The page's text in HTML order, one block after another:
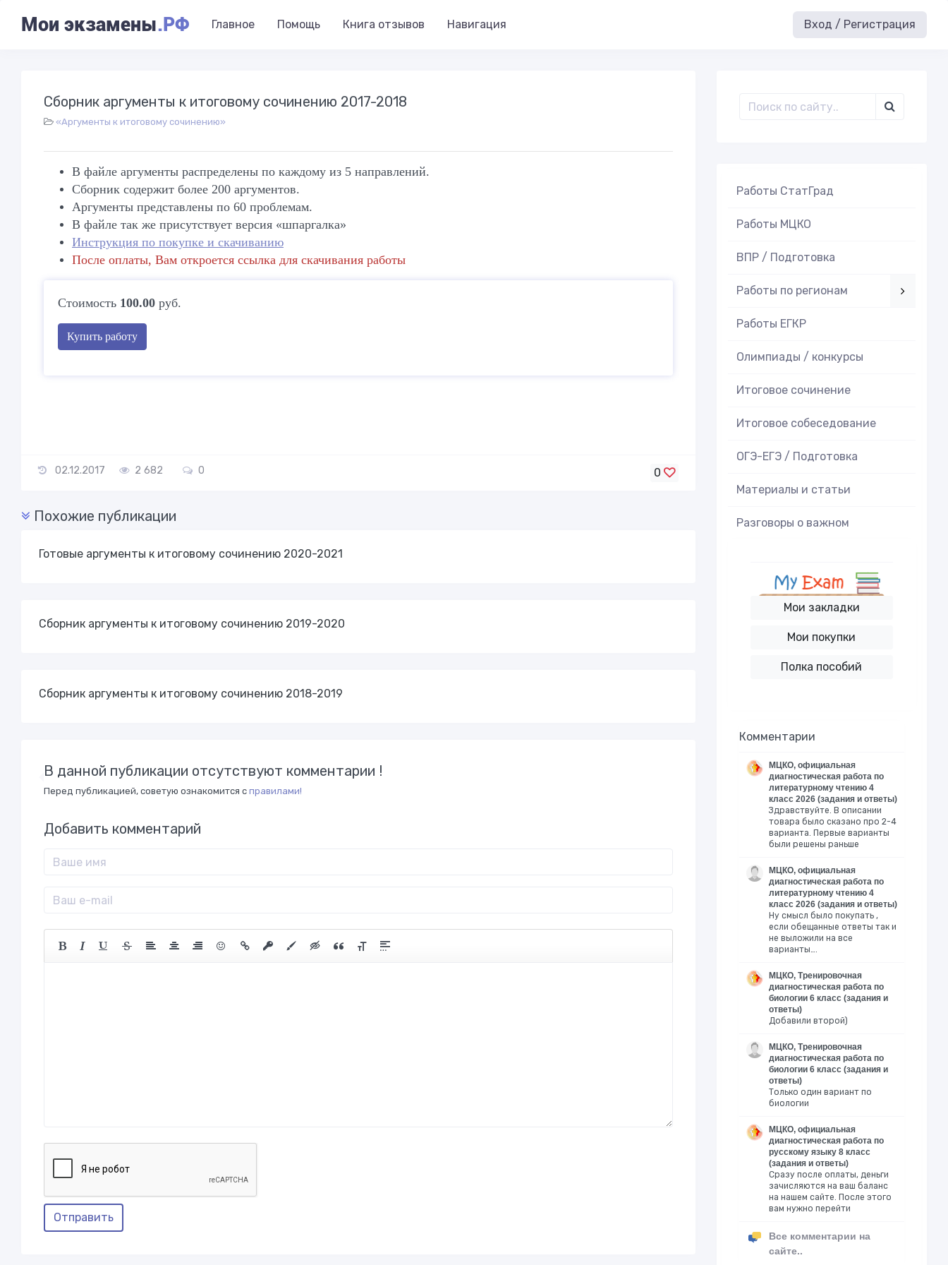
Мои экзамены.РФ Главное Помощь Книга отзывов Навигация Вход / Регистрация
Сборник аргументы к итоговому сочинению 2017-2018
«Аргументы к итоговому сочинению»
В файле аргументы распределены по каждому из 5 направлений.
Сборник содержит более 200 аргументов.
Аргументы представлены по 60 проблемам.
В файле так же присутствует версия «шпаргалка»
Инструкция по покупке и скачиванию
После оплаты, Вам откроется ссылка для скачивания работы
Стоимость 100.00 руб.
Купить работу
02.12.2017 2 682 0 0
Похожие публикации
Готовые аргументы к итоговому сочинению 2020-2021
Сборник аргументы к итоговому сочинению 2019-2020
Сборник аргументы к итоговому сочинению 2018-2019
В данной публикации отсутствуют комментарии !
Перед публикацией, советую ознакомится с правилами!
Добавить комментарий
Отправить
Работы СтатГрад
Работы МЦКО
ВПР / Подготовка
Работы по регионам
Работы ЕГКР
Олимпиады / конкурсы
Итоговое cочинение
Итоговое cобеседование
ОГЭ-ЕГЭ / Подготовка
Материалы и статьи
Разговоры о важном
Мои закладки
Мои покупки
Полка пособий
Комментарии
МЦКО, официальная
диагностическая работа по
литературному чтению 4
класс 2026 (задания и ответы)
Здравствуйте. В описании
товара было сказано про 2-4
варианта. Первые варианты
были решены раньше
МЦКО, официальная
диагностическая работа по
литературному чтению 4
класс 2026 (задания и ответы)
Ну смысл было покупать ,
если обещанные ответы так и
не выложили на все
варианты….
МЦКО, Тренировочная
диагностическая работа по
биологии 6 класс (задания и
ответы)
Добавили второй)
МЦКО, Тренировочная
диагностическая работа по
биологии 6 класс (задания и
ответы)
Только один вариант по
биологии
МЦКО, официальная
диагностическая работа по
русскому языку 8 класс
(задания и ответы)
Сразу после оплаты, деньги
зачисляются на ваш баланс
на нашем сайте. После этого
вам нужно перейти
Все комментарии на
сайте..